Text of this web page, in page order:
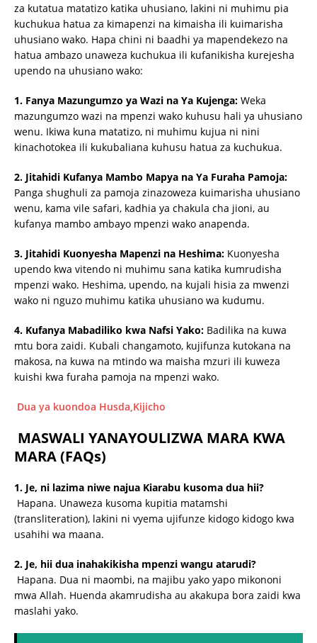
za kutatua matatizo katika uhusiano, lakini ni muhimu pia
kuchukua hatua za kimapenzi na kimaisha ili kuimarisha
uhusiano wako. Hapa chini ni baadhi ya mapendekezo na
hatua ambazo unaweza kuchukua ili kufanikisha kurejesha
upendo na uhusiano wako:
1. Fanya Mazungumzo ya Wazi na Ya Kujenga: Weka
mazungumzo wazi na mpenzi wako kuhusu hali ya uhusiano
wenu. Ikiwa kuna matatizo, ni muhimu kujua ni nini
kinachotokea ili kukubaliana kuhusu hatua za kuchukua.
2. Jitahidi Kufanya Mambo Mapya na Ya Furaha Pamoja:
Panga shughuli za pamoja zinazoweza kuimarisha uhusiano
wenu, kama vile safari, kadhia ya chakula cha jioni, au
kufanya mambo ambayo mpenzi wako anapenda.
3. Jitahidi Kuonyesha Mapenzi na Heshima: Kuonyesha
upendo kwa vitendo ni muhimu sana katika kumrudisha
mpenzi wako. Heshima, upendo, na kujali hisia za mwenzi
wako ni nguzo muhimu katika uhusiano wa kudumu.
4. Kufanya Mabadiliko kwa Nafsi Yako: Badilika na kuwa
mtu bora zaidi. Kubali changamoto, kujifunza kutokana na
makosa, na kuwa na mtindo wa maisha mzuri ili kuweza
kuishi kwa furaha pamoja na mpenzi wako.
Dua ya kuondoa Husda,Kijicho
MASWALI YANAYOULIZWA MARA KWA
MARA (FAQs)
1. Je, ni lazima niwe najua Kiarabu kusoma dua hii?
Hapana. Unaweza kusoma kupitia matamshi
(transliteration), lakini ni vyema ujifunze kidogo kidogo kwa
usahihi wa maana.
2. Je, hii dua inahakikisha mpenzi wangu atarudi?
Hapana. Dua ni maombi, na majibu yako yapo mikononi
mwa Allah. Huenda akamrudisha au akakupa bora zaidi kwa
maslahi yako.